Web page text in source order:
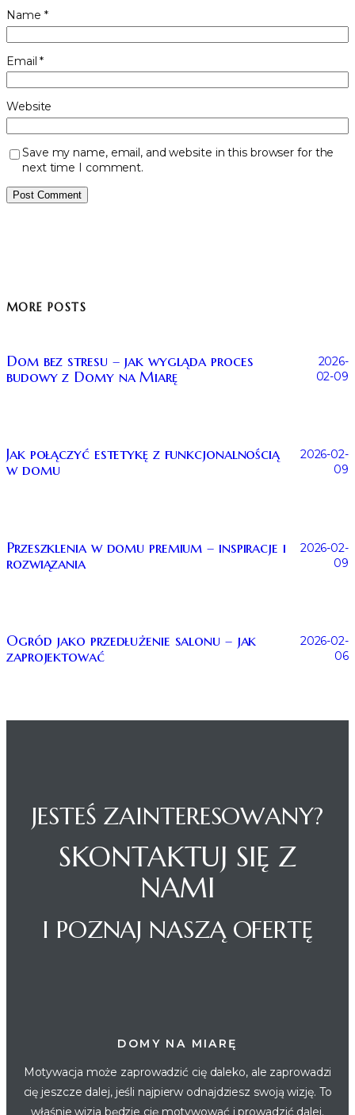
Name *
Email*
Website
Save my name, email, and website in this browser for the
next time I comment.
MORE POSTS
Dom bez stresu – jak wygląda proces
budowy z Domy na Miarę
2026-
02-09
Jak połączyć estetykę z funkcjonalnością
w domu
2026-02-
09
Przeszklenia w domu premium – inspiracje i
rozwiązania
2026-02-
09
Ogród jako przedłużenie salonu – jak
zaprojektować
2026-02-
06
JESTEŚ ZAINTERESOWANY?
SKONTAKTUJ SIĘ Z
NAMI
I POZNAJ NASZĄ OFERTĘ
DOMY NA MIARĘ
Motywacja może zaprowadzić cię daleko, ale zaprowadzi
cię jeszcze dalej, jeśli najpierw odnajdziesz swoją wizję. To
właśnie wizja będzie cię motywować i prowadzić dalej.